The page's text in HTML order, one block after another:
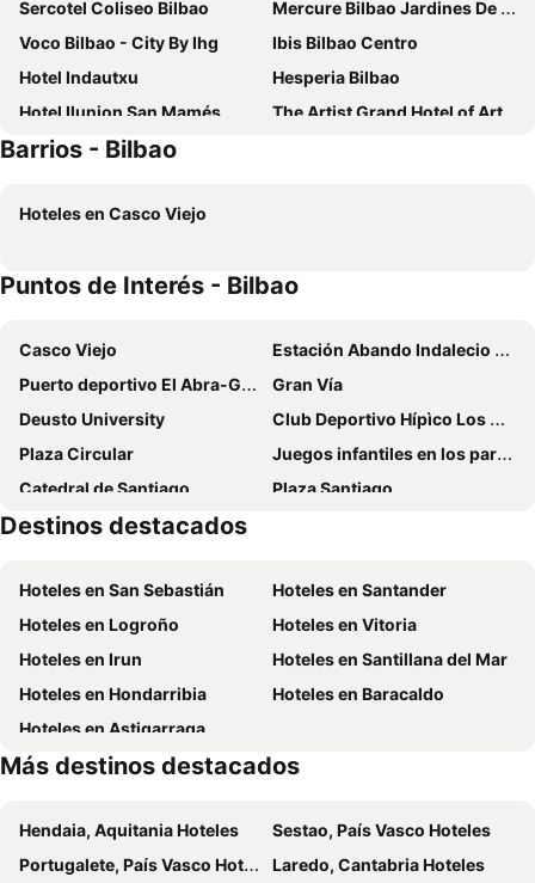
Sercotel Coliseo Bilbao
Mercure Bilbao Jardines De Albia
Voco Bilbao - City By Ihg
Ibis Bilbao Centro
Hotel Indautxu
Hesperia Bilbao
Hotel Ilunion San Mamés
The Artist Grand Hotel of Art
Hotel Bilbi
Micampus Bilbao
Hotel Abando
Residencia Universitaria Resa Blas de Otero
Occidental Bilbao
Radisson Collection Bilbao
Petit Palace Arana
Abba Euskalduna Hotel
Hotel Zenit Bilbao
Hotel Miro
Hotel Naval Sestao
Ibis Budget Bilbao Barakaldo
ibis Bilbao Barakaldo
Axel Hotel Bilbao - Adults Only
Líbere Bilbao La Vieja
Hotel Carlton
Hotel Lidar
Sercotel Arenal Bilbao
Room Select Bilbao
Hotel Artetxe
Hotel Artxanda
Hotel Ria de Bilbao
Hotel Artea Errota
Hospedium Hotel Sky Blu Loiu
Hotel Puerta de Bilbao
Travelodge Bilbao Sestao
Barrios - Bilbao
Hoteles en Casco Viejo
Puntos de Interés - Bilbao
Casco Viejo
Estación Abando Indalecio Prieto
Puerto deportivo El Abra-Getxo
Gran Vía
Deusto University
Club Deportivo Hípìco Los Amigos del Caballo
Plaza Circular
Juegos infantiles en los parques
Catedral de Santiago
Plaza Santiago
El Portal de Zamudio
Altamira
Poblado minero de la Arboleda
Puerto La Gallarda
Puerto de Bilbao
San Antonio
Estación de Santander
Museo Plasentia Butron
Begoña
Monumento a Juan de la Cosa
Destinos destacados
Hoteles en San Sebastián
Hoteles en Santander
Hoteles en Logroño
Hoteles en Vitoria
Hoteles en Irun
Hoteles en Santillana del Mar
Hoteles en Hondarribia
Hoteles en Baracaldo
Hoteles en Astigarraga
Más destinos destacados
Hendaia, Aquitania Hoteles
Sestao, País Vasco Hoteles
Portugalete, País Vasco Hoteles
Laredo, Cantabria Hoteles